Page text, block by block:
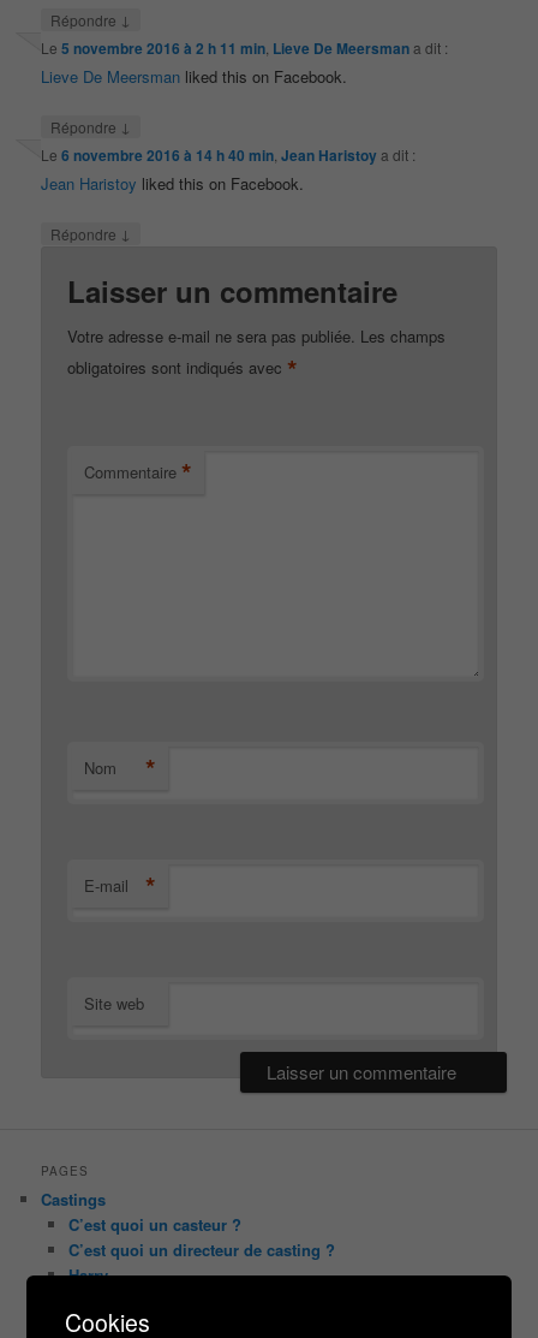
Répondre ↓
Le5 novembre 2016 à 2 h 11 min Lieve De Meersmana dit :
Lieve De Meersman liked this on Facebook.
Répondre ↓
Le6 novembre 2016 à 14 h 40 min ,Jean Haristoya dit :
Jean Haristoy liked this on Facebook.
Répondre ↓
Laisser un commentaire
Votre adresse e-mail ne sera pas publiée. Les champs
obligatoires sont indiqués avec *
Commentaire *
Nom *
E-mail *
Site web
PAGES
Castings
C’est quoi un casteur ?
C’est quoi un directeur de casting ?
Harry
Slam
Cookies